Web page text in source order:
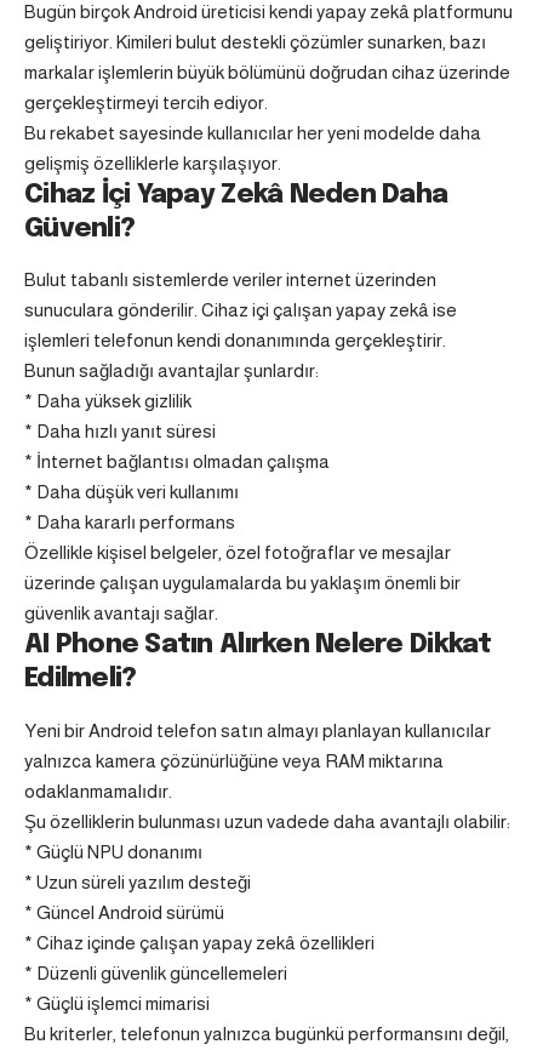
Bugün birçok Android üreticisi kendi yapay zekâ platformunu
geliştiriyor. Kimileri bulut destekli çözümler sunarken, bazı
markalar işlemlerin büyük bölümünü doğrudan cihaz üzerinde
gerçekleştirmeyi tercih ediyor.
Bu rekabet sayesinde kullanıcılar her yeni modelde daha
gelişmiş özelliklerle karşılaşıyor.
Cihaz İçi Yapay Zekâ Neden Daha
Güvenli?
Bulut tabanlı sistemlerde veriler internet üzerinden
sunuculara gönderilir. Cihaz içi çalışan yapay zekâ ise
işlemleri telefonun kendi donanımında gerçekleştirir.
Bunun sağladığı avantajlar şunlardır:
* Daha yüksek gizlilik
* Daha hızlı yanıt süresi
* İnternet bağlantısı olmadan çalışma
* Daha düşük veri kullanımı
* Daha kararlı performans
Özellikle kişisel belgeler, özel fotoğraflar ve mesajlar
üzerinde çalışan uygulamalarda bu yaklaşım önemli bir
güvenlik avantajı sağlar.
AI Phone Satın Alırken Nelere Dikkat
Edilmeli?
Yeni bir Android telefon satın almayı planlayan kullanıcılar
yalnızca kamera çözünürlüğüne veya RAM miktarına
odaklanmamalıdır.
Şu özelliklerin bulunması uzun vadede daha avantajlı olabilir:
* Güçlü NPU donanımı
* Uzun süreli yazılım desteği
* Güncel Android sürümü
* Cihaz içinde çalışan yapay zekâ özellikleri
* Düzenli güvenlik güncellemeleri
* Güçlü işlemci mimarisi
Bu kriterler, telefonun yalnızca bugünkü performansını değil,